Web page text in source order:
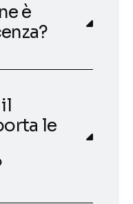
è
le